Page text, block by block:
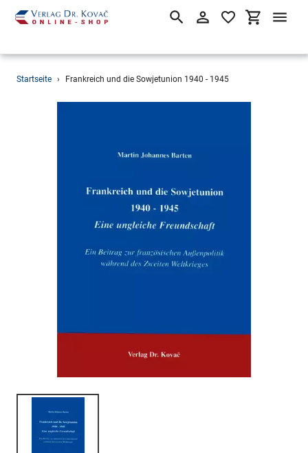
Direkt
SuchenEinloggen
Startseite › Frankreich und die Sowjetunion 1940 - 1945